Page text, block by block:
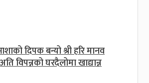
दिपक बन्यो श्री हरि मानव
विपन्नको घरदैलोमा खाद्यान्न